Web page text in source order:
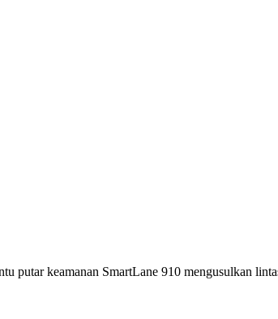
putar keamanan SmartLane 910 mengusulkan